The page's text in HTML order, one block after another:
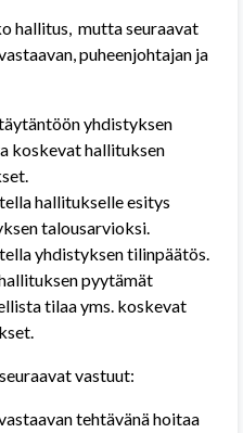
hallitus, mutta seuraavat
puheenjohtajan ja
yhdistyksen
koskevat hallituksen
hallitukselle esitys
talousarvioksi.
yhdistyksen tilinpäätös.
pyytämät
tilaa yms. koskevat
vastuut:
tehtävänä hoitaa